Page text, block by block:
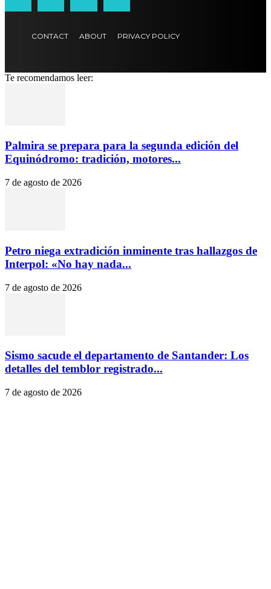
CONTACT ABOUT PRIVACY POLICY
Te recomendamos leer:
Palmira se prepara para la segunda edición del
Equinódromo: tradición, motores...
7 de agosto de 2026
Petro niega extradición inminente tras hallazgos de
Interpol: «No hay nada...
7 de agosto de 2026
Sismo sacude el departamento de Santander: Los
detalles del temblor registrado...
7 de agosto de 2026